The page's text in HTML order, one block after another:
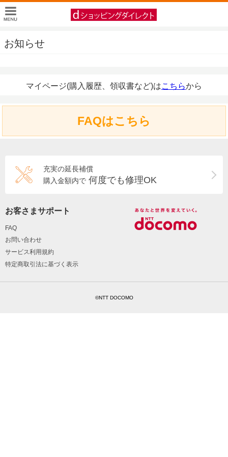
お知らせ
マイページ(購入履歴、領収書など)はこちらから
FAQはこちら
充実の延長補償
購入金額内で 何度でも修理OK
お客さまサポート
FAQ
お問い合わせ
サービス利用規約
特定商取引法に基づく表示
©NTT DOCOMO